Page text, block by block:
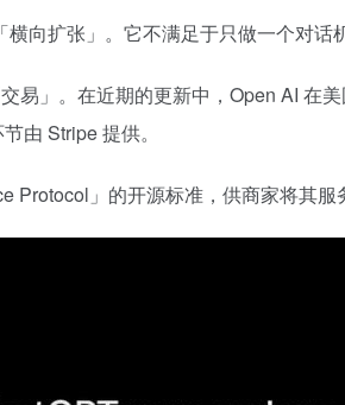
向扩张」。它不满足于只做一个对话
易」。在近期的更新中，Open AI 在
由 Stripe 提供。
」的开源标准，供商家将其服